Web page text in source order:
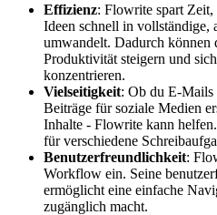
Effizienz: Flowrite spart Zeit,
Ideen schnell in vollständige,
umwandelt. Dadurch können
Produktivität steigern und
konzentrieren.
Vielseitigkeit: Ob du E-Mails
Beiträge für soziale Medien
Inhalte - Flowrite kann
für verschiedene
Benutzerfreundlichkeit:
Workflow ein. Seine
ermöglicht eine einfache
zugänglich macht.